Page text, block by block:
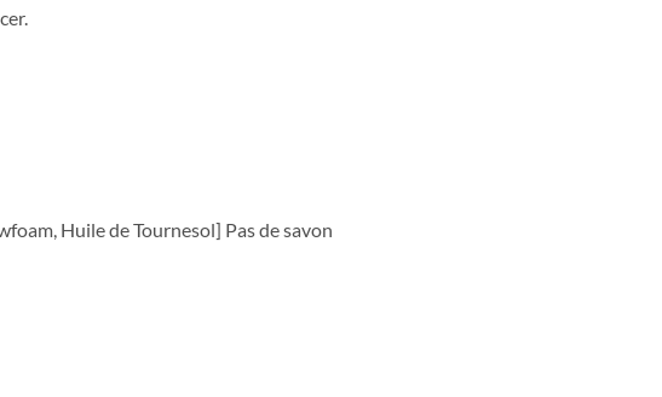
Huile de Tournesol] Pas de savon